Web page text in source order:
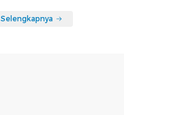
Selengkapnya